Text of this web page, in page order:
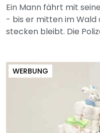
Ein Mann fährt mit
- bis er mitten im Wald
stecken bleibt. Die
WERBUNG